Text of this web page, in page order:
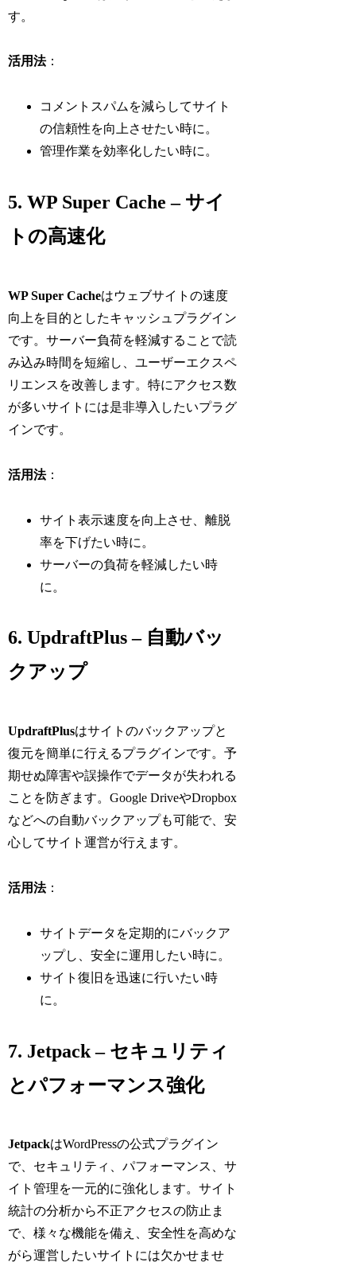
す。
活用法：
コメントスパムを減らしてサイト
の信頼性を向上させたい時に。
管理作業を効率化したい時に。
5. WP Super Cache – サイ
トの高速化
WP Super Cacheはウェブサイトの速度
向上を目的としたキャッシュプラグイン
です。サーバー負荷を軽減することで読
み込み時間を短縮し、ユーザーエクスペ
リエンスを改善します。特にアクセス数
が多いサイトには是非導入したいプラグ
インです。
活用法：
サイト表示速度を向上させ、離脱
率を下げたい時に。
サーバーの負荷を軽減したい時
に。
6. UpdraftPlus – 自動バッ
クアップ
UpdraftPlusはサイトのバックアップと
復元を簡単に行えるプラグインです。予
期せぬ障害や誤操作でデータが失われる
ことを防ぎます。Google DriveやDropbox
などへの自動バックアップも可能で、安
心してサイト運営が行えます。
活用法：
サイトデータを定期的にバックア
ップし、安全に運用したい時に。
サイト復旧を迅速に行いたい時
に。
7. Jetpack – セキュリティ
とパフォーマンス強化
JetpackはWordPressの公式プラグイン
で、セキュリティ、パフォーマンス、サ
イト管理を一元的に強化します。サイト
統計の分析から不正アクセスの防止ま
で、様々な機能を備え、安全性を高めな
がら運営したいサイトには欠かせませ